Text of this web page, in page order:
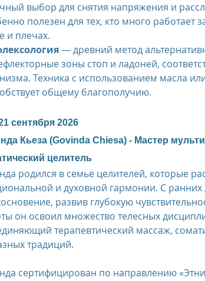
выбор для снятия напряжения и
полезен для тех, кто много
и плечах.
— древний метод
зоны стоп и ладоней,
Техника с использованием масла
общему благополучию.
сентября 2026
Кьеза (Govinda Chiesa) - Мастер
целитель
родился в семье целителей, которые
и духовной гармонии. С ранних
развив глубокую
он освоил множество телесных
терапевтический массаж,
традиций.
сертифицирован по направлению